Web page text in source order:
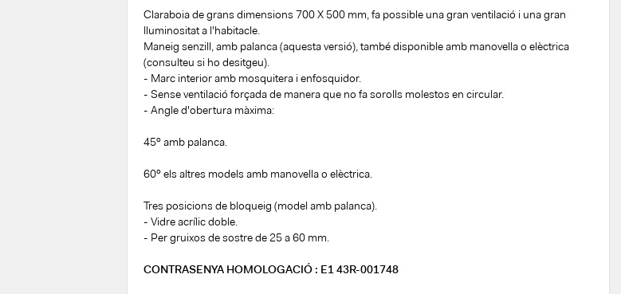
Claraboia de grans dimensions 700 X 500 mm, fa possible una gran ventilació i una gran
lluminositat a l'habitacle.
Maneig senzill, amb palanca (aquesta versió), també disponible amb manovella o elèctrica
(consulteu si ho desitgeu).
- Marc interior amb mosquitera i enfosquidor.
- Sense ventilació forçada de manera que no fa sorolls molestos en circular.
- Angle d'obertura màxima:
45º amb palanca.
60º els altres models amb manovella o elèctrica.
Tres posicions de bloqueig (model amb palanca).
- Vidre acrílic doble.
- Per gruixos de sostre de 25 a 60 mm.
CONTRASENYA HOMOLOGACIÓ : E1 43R-001748